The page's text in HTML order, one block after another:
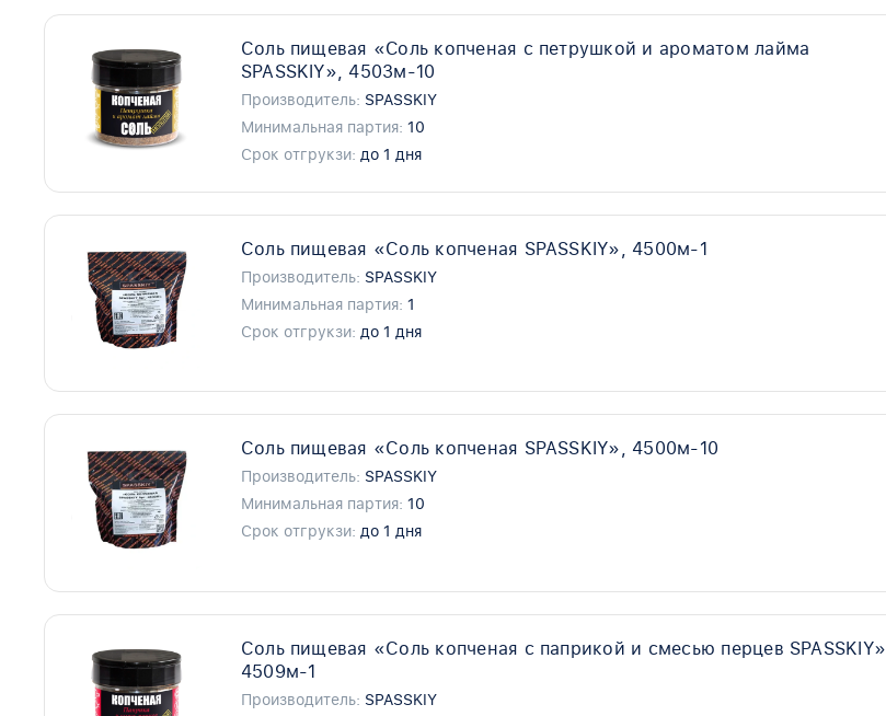
Соль пищевая «Cоль копченая с петрушкой и ароматом лайма
SPASSKIY», 4503м-10
Производитель: SPASSKIY
Минимальная партия: 10
Срок отгрукзи: до 1 дня
Соль пищевая «Соль копченая SPASSKIY», 4500м-1
Производитель: SPASSKIY
Минимальная партия: 1
Срок отгрукзи: до 1 дня
Соль пищевая «Соль копченая SPASSKIY», 4500м-10
Производитель: SPASSKIY
Минимальная партия: 10
Срок отгрукзи: до 1 дня
Соль пищевая «Соль копченая с паприкой и смесью перцев SPASSKIY»,
4509м-1
Производитель: SPASSKIY